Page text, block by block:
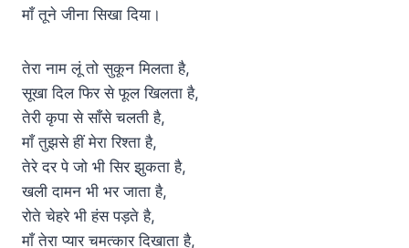
माँ तूने जीना सिखा दिया।
तेरा नाम लूं तो सुकून मिलता है,
सूखा दिल फिर से फूल खिलता है,
तेरी कृपा से साँसे चलती है,
माँ तुझसे हीं मेरा रिश्ता है,
तेरे दर पे जो भी सिर झुकता है,
खली दामन भी भर जाता है,
रोते चेहरे भी हंस पड़ते है,
माँ तेरा प्यार चमत्कार दिखाता है,